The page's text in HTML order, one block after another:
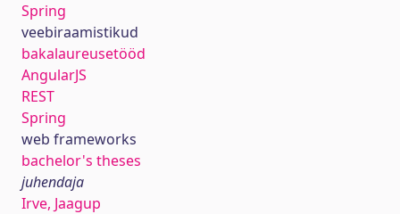
Spring
veebiraamistikud
bakalaureusetööd
AngularJS
REST
Spring
web frameworks
bachelor's theses
juhendaja
Irve, Jaagup